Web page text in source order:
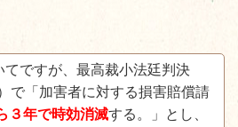
ですが、最高裁小法廷判決
で「加害者に対する損害賠償請
３年で時効消滅する。」とし、